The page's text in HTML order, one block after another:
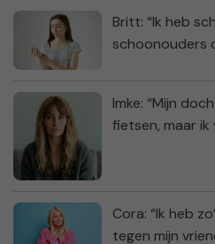
Britt: “Ik heb
schoonouders
Imke: “Mijn
fietsen, maar ik
Cora: “Ik heb
tegen mijn